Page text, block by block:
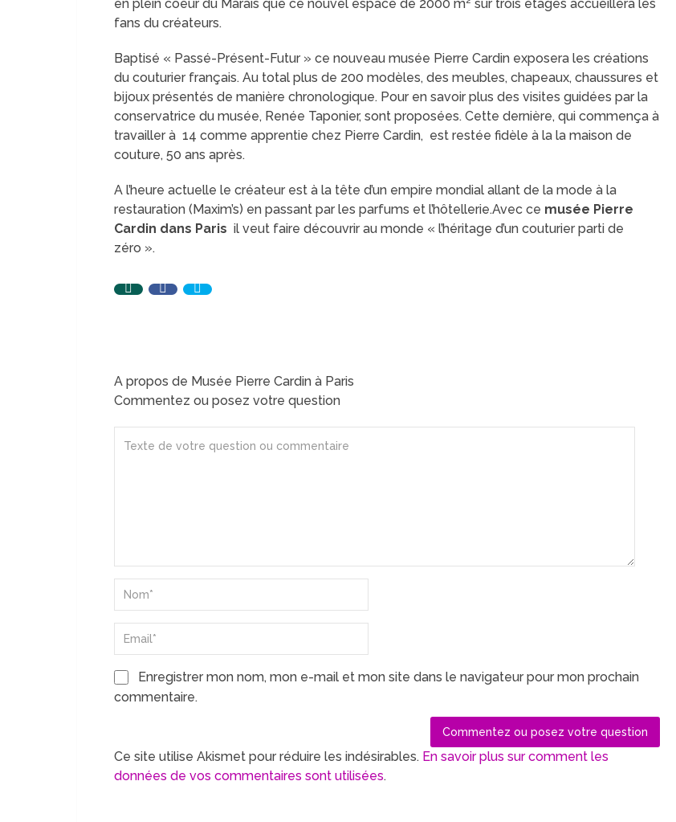
en plein coeur du Marais que ce nouvel espace de 2000 m² sur trois étages accueillera les
fans du créateurs.
Baptisé « Passé-Présent-Futur » ce nouveau musée Pierre Cardin exposera les créations
du couturier français. Au total plus de 200 modèles, des meubles, chapeaux, chaussures et
bijoux présentés de manière chronologique. Pour en savoir plus des visites guidées par la
conservatrice du musée, Renée Taponier, sont proposées. Cette dernière, qui commença à
travailler à 14 comme apprentie chez Pierre Cardin, est restée fidèle à la la maison de
couture, 50 ans après.
A l’heure actuelle le créateur est à la tête d’un empire mondial allant de la mode à la
restauration (Maxim’s) en passant par les parfums et l’hôtellerie.Avec ce musée Pierre
Cardin dans Paris il veut faire découvrir au monde « l’héritage d’un couturier parti de
zéro ».
A propos de Musée Pierre Cardin à Paris
Commentez ou posez votre question
Enregistrer mon nom, mon e-mail et mon site dans le navigateur pour mon prochain
commentaire.
Ce site utilise Akismet pour réduire les indésirables. En savoir plus sur comment les
données de vos commentaires sont utilisées.